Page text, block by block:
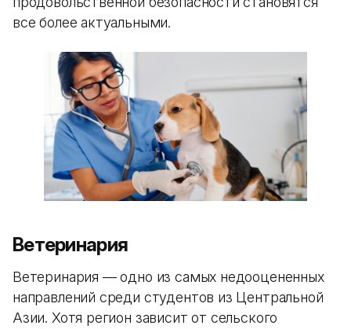
все более актуальными.
Ветеринария
Ветеринария — одно из самых недооцененных
направлений среди студентов из Центральной
Азии. Хотя регион зависит от сельского